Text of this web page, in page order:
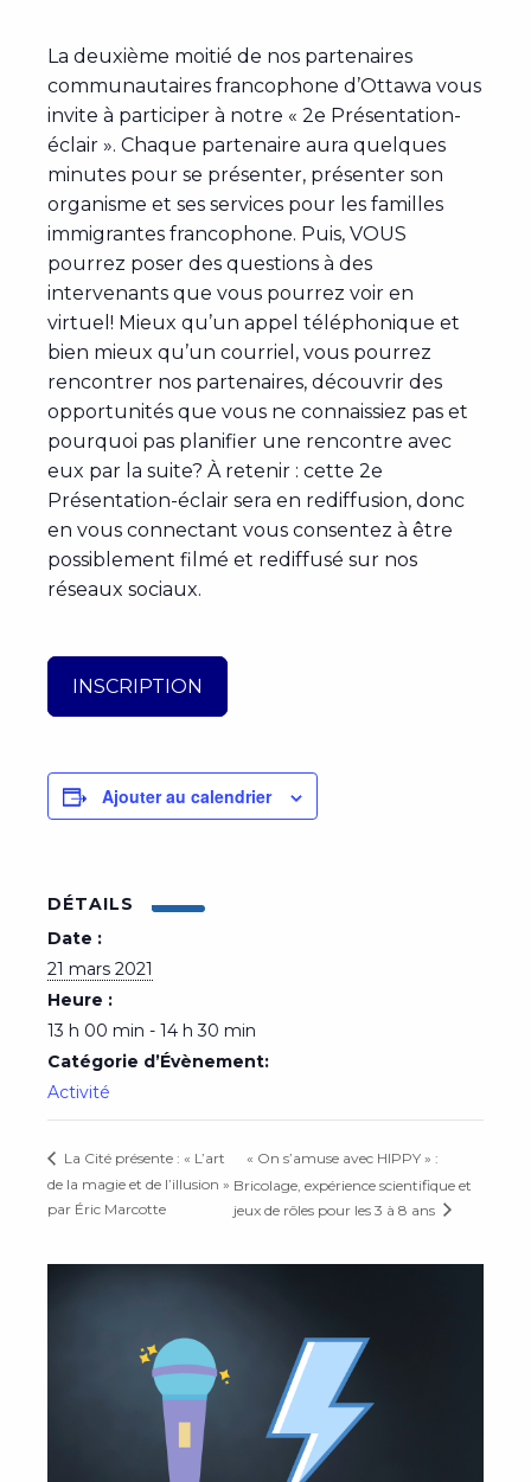
La deuxième moitié de nos partenaires
communautaires francophone d’Ottawa vous
invite à participer à notre « 2e Présentation-
éclair ». Chaque partenaire aura quelques
minutes pour se présenter, présenter son
organisme et ses services pour les familles
immigrantes francophone. Puis, VOUS
pourrez poser des questions à des
intervenants que vous pourrez voir en
virtuel! Mieux qu’un appel téléphonique et
bien mieux qu’un courriel, vous pourrez
rencontrer nos partenaires, découvrir des
opportunités que vous ne connaissiez pas et
pourquoi pas planifier une rencontre avec
eux par la suite? À retenir : cette 2e
Présentation-éclair sera en rediffusion, donc
en vous connectant vous consentez à être
possiblement filmé et rediffusé sur nos
réseaux sociaux.
INSCRIPTION
Ajouter au calendrier
DÉTAILS
Date :
21 mars 2021
Heure :
13 h 00 min - 14 h 30 min
Catégorie d’Évènement:
Activité
La Cité présente : « L’art
de la magie et de l’illusion »
par Éric Marcotte
« On s’amuse avec HIPPY » :
Bricolage, expérience scientifique et
jeux de rôles pour les 3 à 8 ans